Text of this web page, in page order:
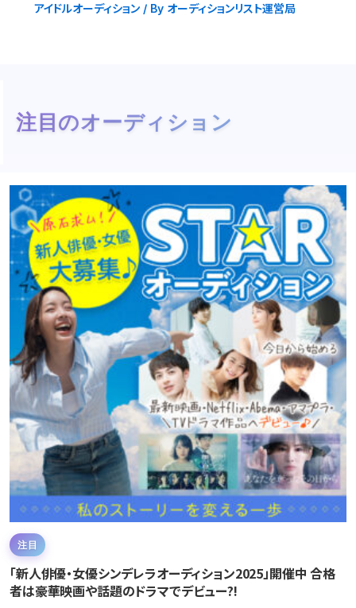
アイドルオーディション/ By オーディションリスト運営局
注目のオーディション
注目
「新人俳優・女優シンデレラオーディション2025」開催中 合格
者は豪華映画や話題のドラマでデビュー?!